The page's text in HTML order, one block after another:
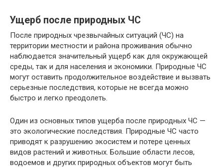
Ущерб после природных ЧС
После природных чрезвычайных ситуаций (ЧС) на
территории местности и района проживания обычно
наблюдается значительный ущерб как для окружающей
среды, так и для населения и экономики. Природные ЧС
могут оставить продолжительное воздействие и вызвать
серьезные последствия, которые не всегда можно
быстро и легко преодолеть.
Один из основных типов ущерба после природных ЧС —
это экологические последствия. Природные ЧС часто
приводят к разрушению экосистем и потере ценных
видов растений и животных. Большие области лесов,
водоемов и других природных объектов могут быть